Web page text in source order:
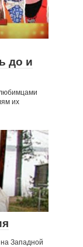
до и
их
Западной